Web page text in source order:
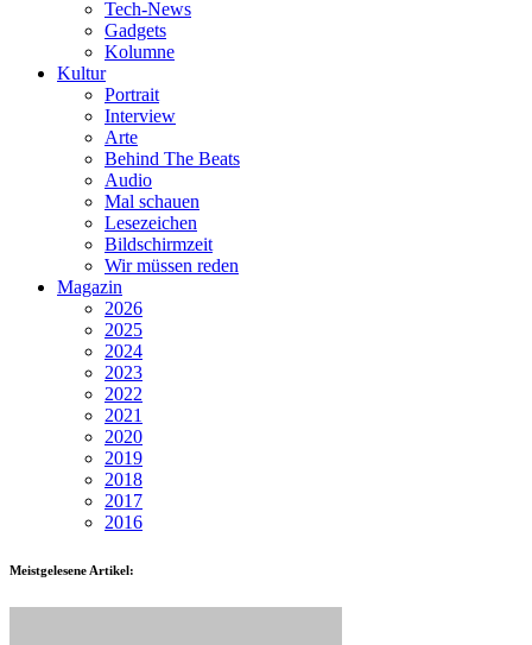
Tech-News
Gadgets
Kolumne
Kultur
Portrait
Interview
Arte
Behind The Beats
Audio
Mal schauen
Lesezeichen
Bildschirmzeit
Wir müssen reden
Magazin
2026
2025
2024
2023
2022
2021
2020
2019
2018
2017
2016
Meistgelesene Artikel: